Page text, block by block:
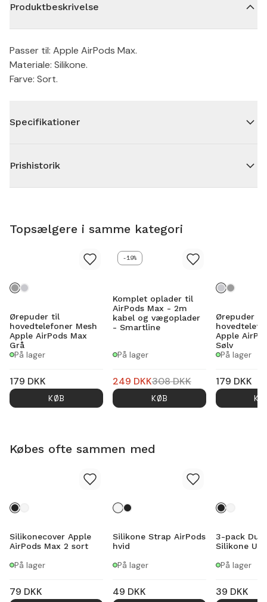
Produktbeskrivelse
Passer til: Apple AirPods Max.
Materiale: Silikone.
Farve: Sort.
Specifikationer
Prishistorik
Topsælgere i samme kategori
Ørepuder til
hovedtelefoner Mesh
Apple AirPods Max
Grå
På lager
179 DKK
KØB
-19%
Komplet oplader til
AirPods Max - 2m
kabel og vægoplader
- Smartline
På lager
249 DKK308DKK
KØB
Ørepuder til
Apple
Sølv
På lager
179 DKK
Købes ofte sammen med
Silikonecover Apple
AirPods Max 2 sort
På lager
79 DKK
Silikone Strap AirPods
hvid
På lager
49 DKK
3-pack
Silikone
På lager
39 DKK